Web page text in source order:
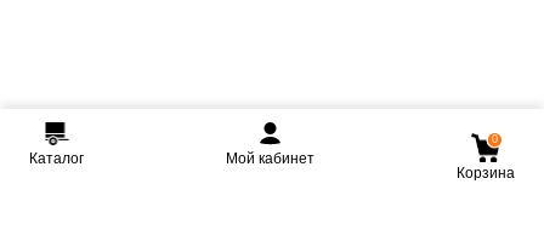
Каталог Мой кабинет
0
Корзина